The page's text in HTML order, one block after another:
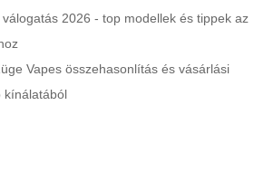
válogatás 2026 - top modellek és tippek az
Vapes összehasonlítás és vásárlási
kínálatából